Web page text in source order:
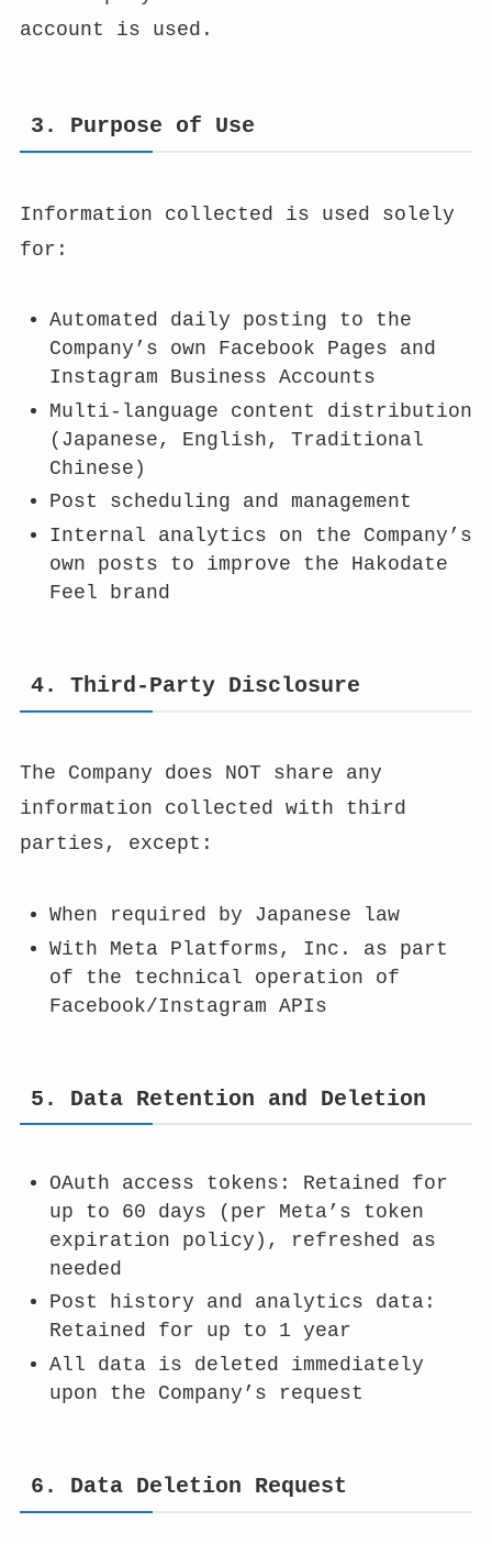
account is used.
3. Purpose of Use
Information collected is used solely
for:
Automated daily posting to the
Company’s own Facebook Pages and
Instagram Business Accounts
Multi-language content distribution
(Japanese, English, Traditional
Chinese)
Post scheduling and management
Internal analytics on the Company’s
own posts to improve the Hakodate
Feel brand
4. Third-Party Disclosure
The Company does NOT share any
information collected with third
parties, except:
When required by Japanese law
With Meta Platforms, Inc. as part
of the technical operation of
Facebook/Instagram APIs
5. Data Retention and Deletion
OAuth access tokens: Retained for
up to 60 days (per Meta’s token
expiration policy), refreshed as
needed
Post history and analytics data:
Retained for up to 1 year
All data is deleted immediately
upon the Company’s request
6. Data Deletion Request